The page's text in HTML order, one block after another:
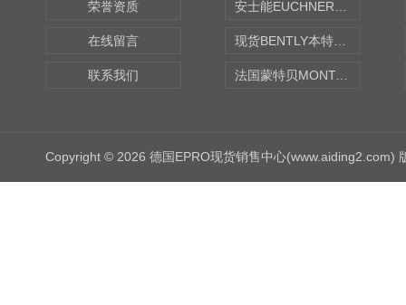
荣誉资质
在线留言
联系我们 法国蒙特贝MONTABERT打壳机凿岩机Z92
Copyright © 2026 德国EPRO现货销售中心(www.aiding2.com)